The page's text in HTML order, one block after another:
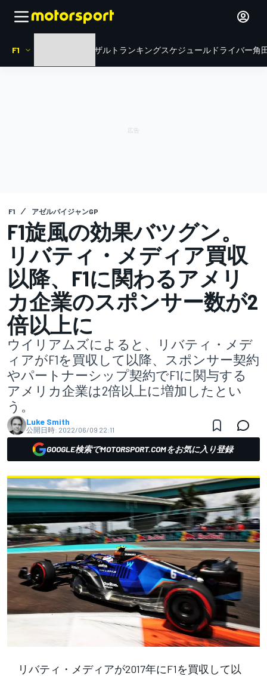
F1 リザルト ランキングスケジュール ドライバー角
F1 アゼルバイジャンGP
F1旋風の効果バツグン。
リバティ・メディア買収
以降、F1に関わるアメリ
カ企業のスポンサー数が2
倍以上に
ウイリアムズによると、リバティ・メデ
ィアがF1を買収して以降、スポンサー契約
やパートナーシップ契約でF1に関与する
アメリカ企業は2倍以上に増加したとい
う。
Luke Smith
公開日時: 2022/06/09 22:11
GOOGLE検索でMOTORSPORT.COMをお気に入り登録
リバティ・メディアが2017年にF1を買収して以